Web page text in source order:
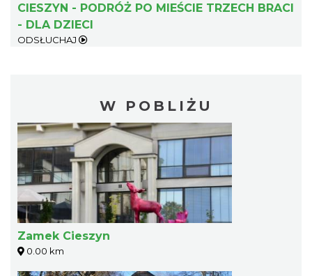
CIESZYN - PODRÓŻ PO MIEŚCIE TRZECH BRACI
- DLA DZIECI
ODSŁUCHAJ
W POBLIŻU
Zamek Cieszyn
0.00 km